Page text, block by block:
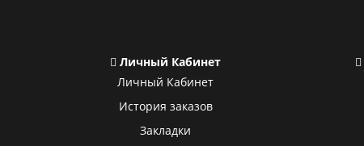
Личный Кабинет
Личный Кабинет
История заказов
Закладки